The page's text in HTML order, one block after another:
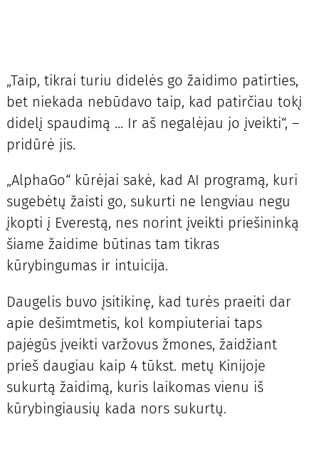
„Taip, tikrai turiu didelės go žaidimo patirties,
bet niekada nebūdavo taip, kad patirčiau tokį
didelį spaudimą ... Ir aš negalėjau jo įveikti“, –
pridūrė jis.
„AlphaGo“ kūrėjai sakė, kad AI programą, kuri
sugebėtų žaisti go, sukurti ne lengviau negu
įkopti į Everestą, nes norint įveikti priešininką
šiame žaidime būtinas tam tikras
kūrybingumas ir intuicija.
Daugelis buvo įsitikinę, kad turės praeiti dar
apie dešimtmetis, kol kompiuteriai taps
pajėgūs įveikti varžovus žmones, žaidžiant
prieš daugiau kaip 4 tūkst. metų Kinijoje
sukurtą žaidimą, kuris laikomas vienu iš
kūrybingiausių kada nors sukurtų.